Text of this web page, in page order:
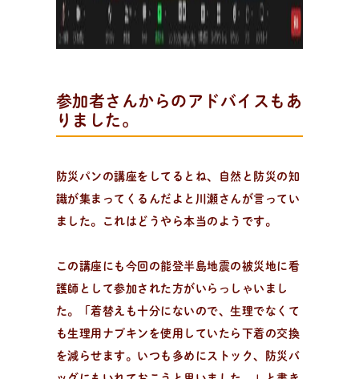
参加者さんからのアドバイスもあ
りました。
防災パンの講座をしてるとね、自然と防災の知
識が集まってくるんだよと川瀬さんが言ってい
ました。これはどうやら本当のようです。
この講座にも今回の能登半島地震の被災地に看
護師として参加された方がいらっしゃいまし
た。「着替えも十分にないので、生理でなくて
も生理用ナプキンを使用していたら下着の交換
を減らせます。いつも多めにストック、防災バ